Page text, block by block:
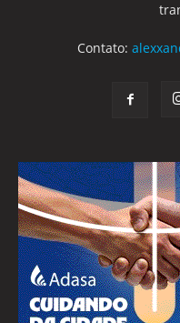
Contato: